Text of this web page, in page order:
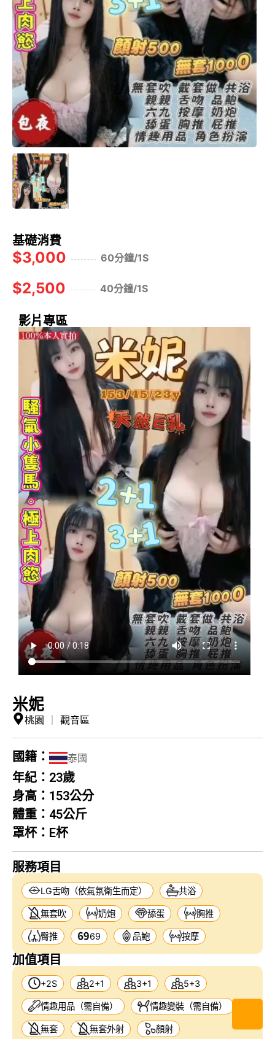
基礎消費
$3,000 60分鐘/1S
$2,500 40分鐘/1S
影片專區
米妮
桃園 觀音區
國籍： 泰國
年紀： 23歲
身高： 153公分
體重： 45公斤
罩杯： E杯
服務項目
LG舌吻（依氣氛衛生而定） 共浴
無套吹 奶炮 舔蛋 胸推
臀推 69 品鮑 按摩
加值項目
+2S 2+1 3+1 5+3
情趣用品（需自備） 情趣變裝（需自備）
無套 無套外射 顏射